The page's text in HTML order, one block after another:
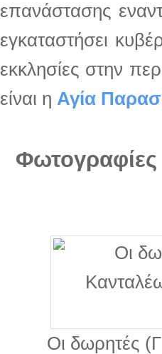
επανάστασης
εγκαταστήσει
εκκλησίες στην
είναι η Αγία
Οι δωρητές